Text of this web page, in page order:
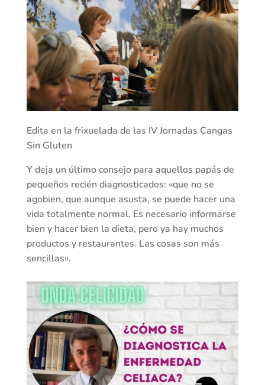
Edita en la frixuelada de las IV Jornadas Cangas
Sin Gluten
Y deja un último consejo para aquellos papás de
pequeños recién diagnosticados: «que no se
agobien, que aunque asusta, se puede hacer una
vida totalmente normal. Es necesario informarse
bien y hacer bien la dieta, pero ya hay muchos
productos y restaurantes. Las cosas son más
sencillas».